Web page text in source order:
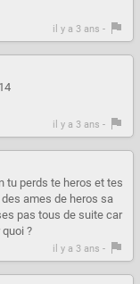
il y a 3 ans -
il y a 3 ans -
tu perds te heros et tes
ames de heros sa
pas tous de suite car
?
il y a 3 ans -